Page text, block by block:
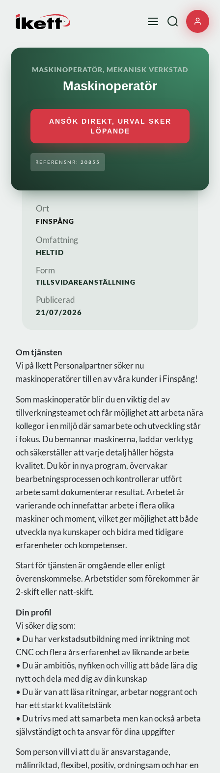
MASKINOPERATÖR, MEKANISK VERKSTAD
Maskinoperatör
ANSÖK DIREKT, URVAL SKER
LÖPANDE
REFERENSNR: 20855
Ort
FINSPÅNG
Omfattning
HELTID
Form
TILLSVIDAREANSTÄLLNING
Publicerad
21/07/2026
Om tjänsten
Vi på Ikett Personalpartner söker nu
maskinoperatörer till en av våra kunder i Finspång!
Som maskinoperatör blir du en viktig del av
tillverkningsteamet och får möjlighet att arbeta nära
kollegor i en miljö där samarbete och utveckling står
i fokus. Du bemannar maskinerna, laddar verktyg
och säkerställer att varje detalj håller högsta
kvalitet. Du kör in nya program, övervakar
bearbetningsprocessen och kontrollerar utfört
arbete samt dokumenterar resultat. Arbetet är
varierande och innefattar arbete i flera olika
maskiner och moment, vilket ger möjlighet att både
utveckla nya kunskaper och bidra med tidigare
erfarenheter och kompetenser.
Start för tjänsten är omgående eller enligt
överenskommelse. Arbetstider som förekommer är
2-skift eller natt-skift.
Din profil
Vi söker dig som:
• Du har verkstadsutbildning med inriktning mot
CNC och flera års erfarenhet av liknande arbete
• Du är ambitiös, nyfiken och villig att både lära dig
nytt och dela med dig av din kunskap
• Du är van att läsa ritningar, arbetar noggrant och
har ett starkt kvalitetstänk
• Du trivs med att samarbeta men kan också arbeta
självständigt och ta ansvar för dina uppgifter
Som person vill vi att du är ansvarstagande,
målinriktad, flexibel, positiv, ordningsam och har en